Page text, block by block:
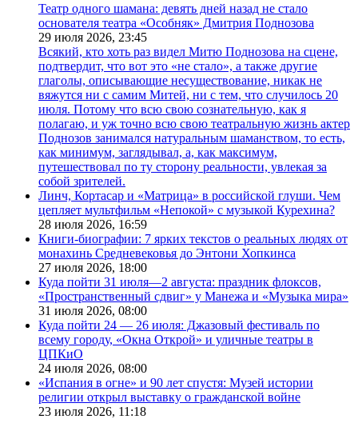
Театр одного шамана: девять дней назад не стало
основателя театра «Особняк» Дмитрия Поднозова
29 июля 2026, 23:45
Всякий, кто хоть раз видел Митю Поднозова на сцене,
подтвердит, что вот это «не стало», а также другие
глаголы, описывающие несуществование, никак не
вяжутся ни с самим Митей, ни с тем, что случилось 20
июля. Потому что всю свою сознательную, как я
полагаю, и уж точно всю свою театральную жизнь актер
Поднозов занимался натуральным шаманством, то есть,
как минимум, заглядывал, а, как максимум,
путешествовал по ту сторону реальности, увлекая за
собой зрителей.
Линч, Кортасар и «Матрица» в российской глуши. Чем
цепляет мультфильм «Непокой» с музыкой Курехина?
28 июля 2026, 16:59
Книги-биографии: 7 ярких текстов о реальных людях от
монахинь Средневековья до Энтони Хопкинса
27 июля 2026, 18:00
Куда пойти 31 июля—2 августа: праздник флоксов,
«Пространственный сдвиг» у Манежа и «Музыка мира»
31 июля 2026, 08:00
Куда пойти 24 — 26 июля: Джазовый фестиваль по
всему городу, «Окна Открой» и уличные театры в
ЦПКиО
24 июля 2026, 08:00
«Испания в огне» и 90 лет спустя: Музей истории
религии открыл выставку о гражданской войне
23 июля 2026, 11:18